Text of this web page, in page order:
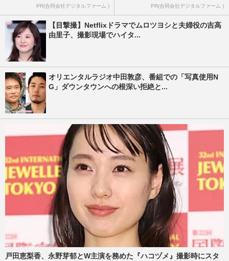
PR(合同会社デジタルファーム ) PR(合同会社デジタルファーム )
【目撃撮】Netflixドラマでムロツヨシと夫婦役の吉高
由里子、撮影現場でハイタ...
オリエンタルラジオ中田敦彦、番組での「写真使用N
G」ダウンタウンへの根深い拒絶と...
戸田恵梨香、永野芽郁とW主演を務めた『ハコヅメ』撮影時にスタ